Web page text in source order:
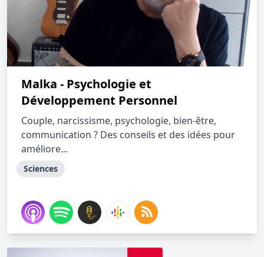
Malka - Psychologie et
Développement Personnel
Couple, narcissisme, psychologie, bien-être,
communication ? Des conseils et des idées pour
améliore...
Sciences